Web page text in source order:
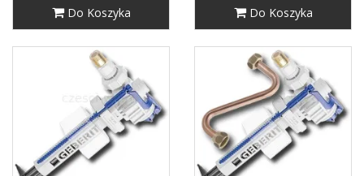
Do Koszyka Do Koszyka